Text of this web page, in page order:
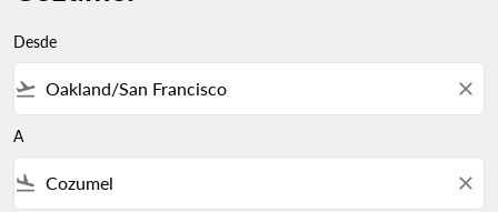
Desde
flight_takeoff close
A
flight_land close